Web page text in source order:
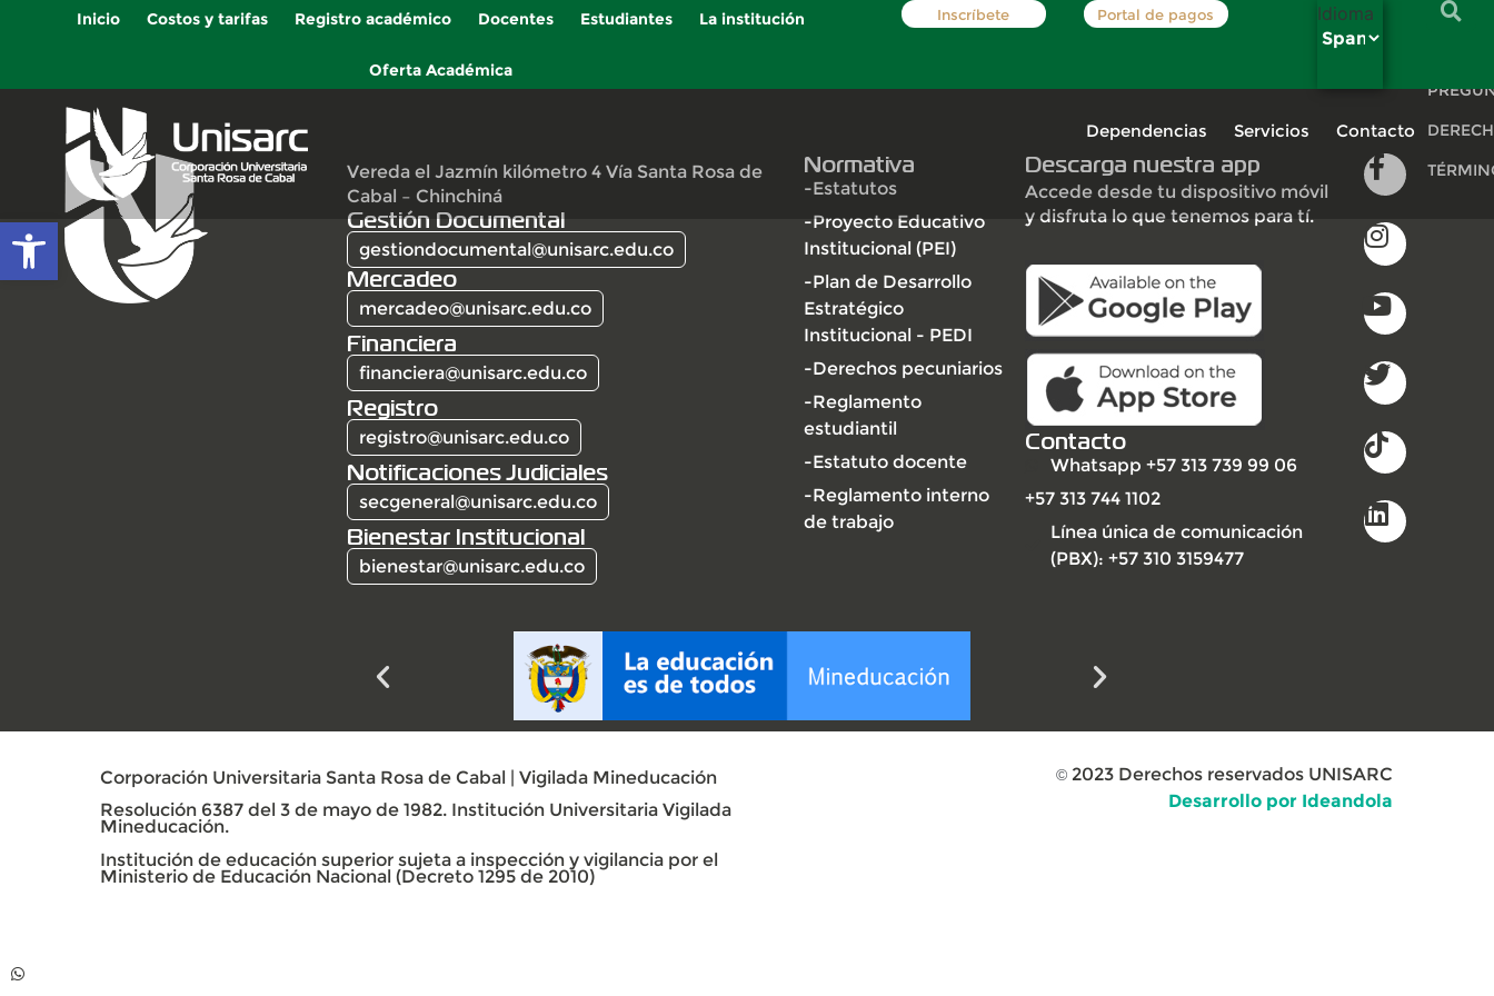
Abrir barra de herramientas
Inicio Costos y tarifas Registro académico Docentes Estudiantes La institución
Oferta Académica
Inscríbete Portal de pagos Idioma
Dependencias Servicios
Contacto
Vereda el Jazmín kilómetro 4 Vía Santa Rosa de
Cabal – Chinchiná
Gestión Documental
gestiondocumental@unisarc.edu.co
Mercadeo
mercadeo@unisarc.edu.co
Financiera
financiera@unisarc.edu.co
Registro
registro@unisarc.edu.co
Notificaciones Judiciales
secgeneral@unisarc.edu.co
Bienestar Institucional
bienestar@unisarc.edu.co
Normativa
-Estatutos
-Proyecto Educativo
Institucional (PEI)
-Plan de Desarrollo
Estratégico
Institucional - PEDI
-Derechos pecuniarios
-Reglamento
estudiantil
-Estatuto docente
-Reglamento interno
de trabajo
Descarga nuestra app
Accede desde tu dispositivo móvil
y disfruta lo que tenemos para tí.
Contacto
Whatsapp +57 313 739 99 06
+57 313 744 1102
Línea única de comunicación
(PBX): +57 310 3159477
Corporación Universitaria Santa Rosa de Cabal | Vigilada Mineducación
Resolución 6387 del 3 de mayo de 1982. Institución Universitaria Vigilada
Mineducación.
Institución de educación superior sujeta a inspección y vigilancia por el
Ministerio de Educación Nacional (Decreto 1295 de 2010)
© 2023 Derechos reservados UNISARC
Desarrollo por Ideandola